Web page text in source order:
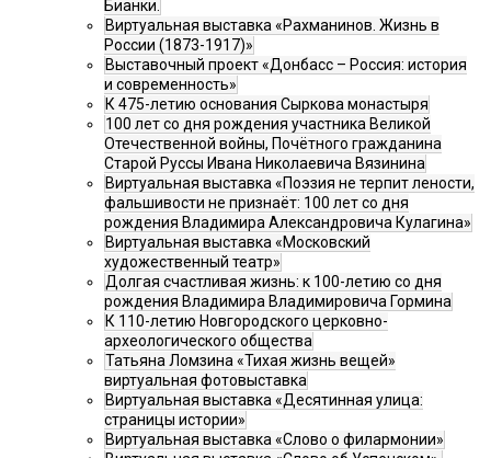
Бианки.
Виртуальная выставка «Рахманинов. Жизнь в
России (1873-1917)»
Выставочный проект «Донбасс – Россия: история
и современность»
К 475-летию основания Сыркова монастыря
100 лет со дня рождения участника Великой
Отечественной войны, Почётного гражданина
Старой Руссы Ивана Николаевича Вязинина
Виртуальная выставка «Поэзия не терпит лености,
фальшивости не признаёт: 100 лет со дня
рождения Владимира Александровича Кулагина»
Виртуальная выставка «Московский
художественный театр»
Долгая счастливая жизнь: к 100-летию со дня
рождения Владимира Владимировича Гормина
К 110-летию Новгородского церковно-
археологического общества
Татьяна Ломзина «Тихая жизнь вещей»
виртуальная фотовыставка
Виртуальная выставка «Десятинная улица:
страницы истории»
Виртуальная выставка «Слово о филармонии»